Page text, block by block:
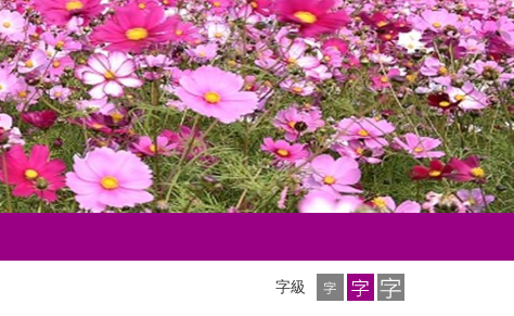
字級
小
字
中
字
大
字